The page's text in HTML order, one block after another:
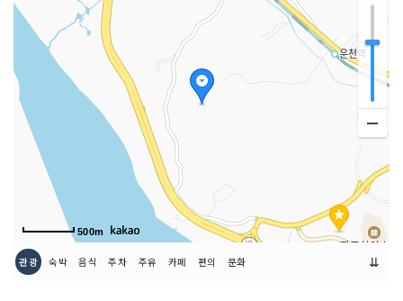
주차시설
예약안내
http://r.camperstory.com/resMai
n.hbb?reserve_path=RP&campseq
=77
이용시간 11:00~익일15:00
500m
관광 숙박 음식 주차 주유 카페 편의 문화 ⇊